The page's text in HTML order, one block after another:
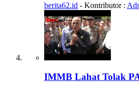
berita62.id - Kontributor :
IMMB Lahat Tolak